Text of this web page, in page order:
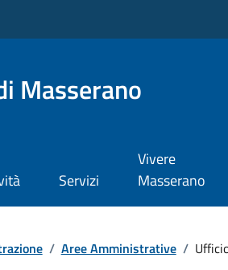
Masserano
Servizi
Vivere
Masserano
/ Aree Amministrative /